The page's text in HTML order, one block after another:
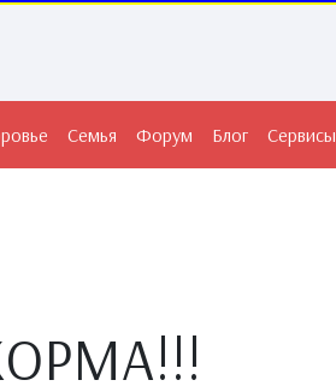
Семья Форум Блог Сервисы